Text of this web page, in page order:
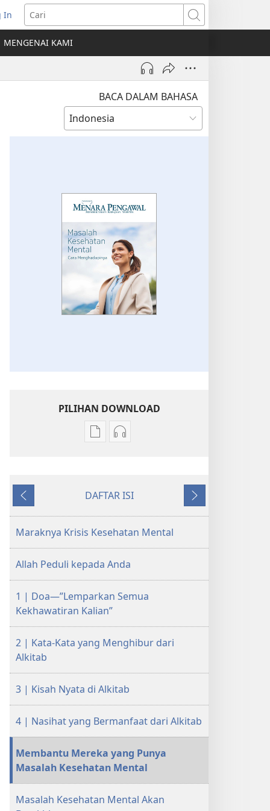
In
Cari
MENGENAI KAMI
BACA DALAM BAHASA
PILIHAN DOWNLOAD
Pilihan
PENGAWAL
Kesehatan
Mental​
Cara
Menghadapinya
Pilihan
PENGAWAL
Kesehatan
Mental​
Cara
Menghadapinya
Sebelumnya
DAFTAR ISI
Berikutnya
Maraknya Krisis Kesehatan Mental
Allah Peduli kepada Anda
1 | Doa—”Lemparkan Semua
Kekhawatiran Kalian”
2 | Kata-Kata yang Menghibur dari
Alkitab
3 | Kisah Nyata di Alkitab
4 | Nasihat yang Bermanfaat dari Alkitab
Membantu Mereka yang Punya
Masalah Kesehatan Mental
Masalah Kesehatan Mental Akan